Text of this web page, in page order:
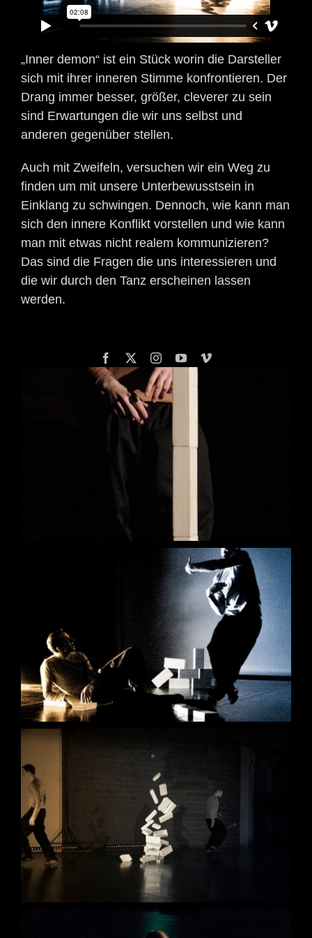
„Inner demon“ ist ein Stück worin die Darsteller
sich mit ihrer inneren Stimme konfrontieren. Der
Drang immer besser, größer, cleverer zu sein
sind Erwartungen die wir uns selbst und
anderen gegenüber stellen.
Auch mit Zweifeln, versuchen wir ein Weg zu
finden um mit unsere Unterbewusstsein in
Einklang zu schwingen. Dennoch, wie kann man
sich den innere Konflikt vorstellen und wie kann
man mit etwas nicht realem kommunizieren?
Das sind die Fragen die uns interessieren und
die wir durch den Tanz erscheinen lassen
werden.